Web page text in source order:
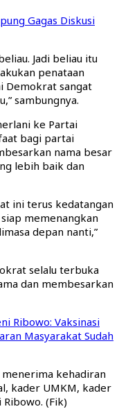
Gagas Diskusi
Jadi beliau itu
penataan
Demokrat sangat
sambungnya.
ke Partai
bagi partai
nama besar
lebih baik dan
ini terus kedatangan
memenangkan
depan nanti,”
selalu terbuka
dan membesarkan
Ribowo: Vaksinasi
Masyarakat Sudah
kehadiran
kader UMKM, kader
(Fik)